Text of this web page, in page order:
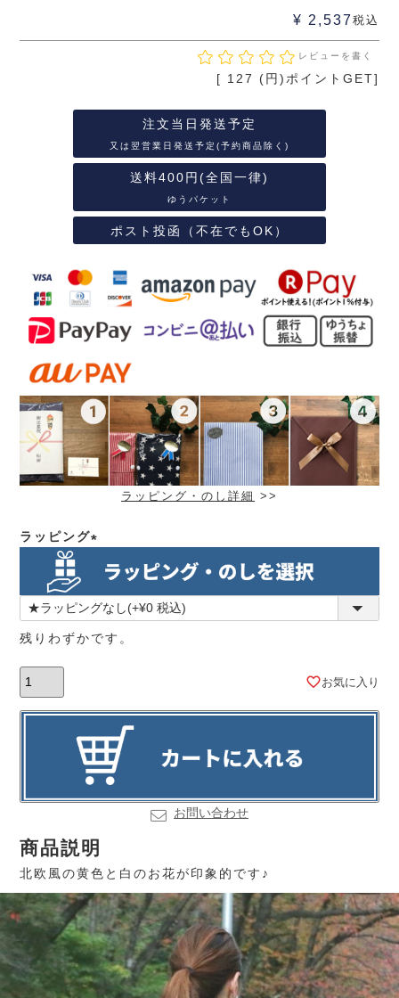
¥ 2,537 税込
レビューを書く
[ 127 (円)ポイントGET]
注文当日発送予定
又は翌営業日発送予定(予約商品除く)
送料400円(全国一律)
ゆうパケット
ポスト投函（不在でもOK）
ラッピング・のし詳細 >>
ラッピング
(必
須)
残りわずかです。
お気に入り
お問い合わせ
商品説明
北欧風の黄色と白のお花が印象的です♪